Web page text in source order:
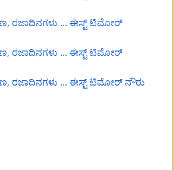
ರಜಾದಿನಗಳು ... ಈಸ್ಟ್ ಟಿಮೋರ್
ರಜಾದಿನಗಳು ... ಈಸ್ಟ್ ಟಿಮೋರ್
ರಜಾದಿನಗಳು ... ಈಸ್ಟ್ ಟಿಮೋರ್ ನೌರು